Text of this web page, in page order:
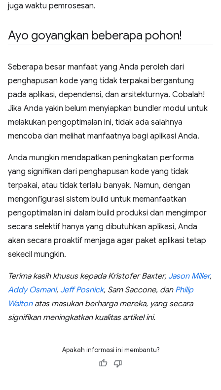
juga waktu pemrosesan.
Ayo goyangkan beberapa pohon!
Seberapa besar manfaat yang Anda peroleh dari
penghapusan kode yang tidak terpakai bergantung
pada aplikasi, dependensi, dan arsitekturnya. Cobalah!
Jika Anda yakin belum menyiapkan bundler modul untuk
melakukan pengoptimalan ini, tidak ada salahnya
mencoba dan melihat manfaatnya bagi aplikasi Anda.
Anda mungkin mendapatkan peningkatan performa
yang signifikan dari penghapusan kode yang tidak
terpakai, atau tidak terlalu banyak. Namun, dengan
mengonfigurasi sistem build untuk memanfaatkan
pengoptimalan ini dalam build produksi dan mengimpor
secara selektif hanya yang dibutuhkan aplikasi, Anda
akan secara proaktif menjaga agar paket aplikasi tetap
sekecil mungkin.
Terima kasih khusus kepada Kristofer Baxter, Jason Miller,
Addy Osmani, Jeff Posnick, Sam Saccone, dan Philip
Waltonatas masukan berharga mereka, yang secara
signifikan meningkatkan kualitas artikel ini.
Apakah informasi ini membantu?